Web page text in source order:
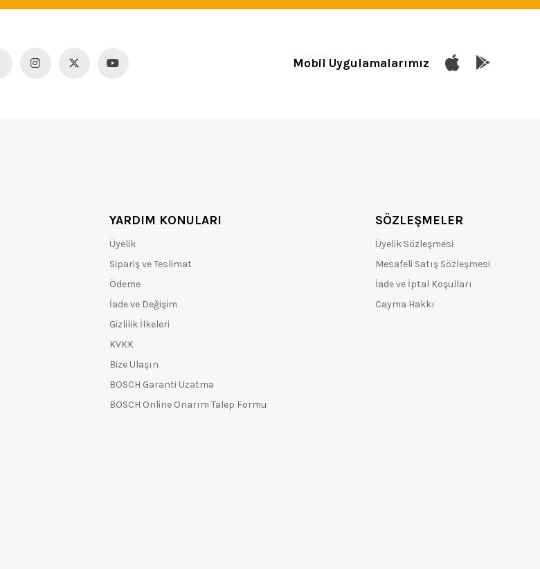
Mobil Uygulamalarımız
YARDIM KONULARI
Üyelik
Sipariş ve Teslimat
Ödeme
İade ve Değişim
Gizlilik İlkeleri
KVKK
Bize Ulaşın
BOSCH Garanti Uzatma
BOSCH Online Onarım Talep Formu
SÖZLEŞMELER
Üyelik Sözleşmesi
Mesafeli Satış Sözleşmesi
İade ve İptal Koşulları
Cayma Hakkı